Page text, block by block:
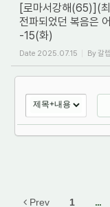
[로마서강해(65)](
전파되었던 복음은
-15(화)
Date 2025.07.15 By갈렙
Prev 1 ...